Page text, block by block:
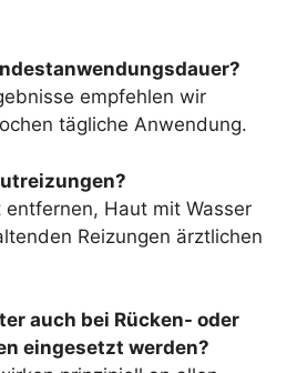
empfehlen wir
tägliche Anwendung.
Haut mit Wasser
Reizungen ärztlichen
auch bei Rücken- oder
eingesetzt werden?